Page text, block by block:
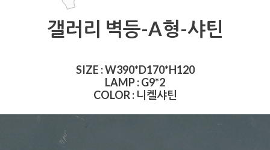
갤러리 벽등-A형-샤틴
SIZE : W390*D170*H120
LAMP : G9*2
COLOR : 니켈샤틴